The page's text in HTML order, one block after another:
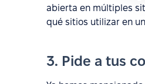
abierta en múltiples
qué sitios utilizar en
3. Pide a tus